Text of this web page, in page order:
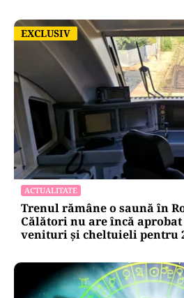
EXCLUSIV
EXCLUSIV
ACTUALITATE
Trenul rămâne o saună în
Călători nu are încă
venituri și cheltuieli pentru